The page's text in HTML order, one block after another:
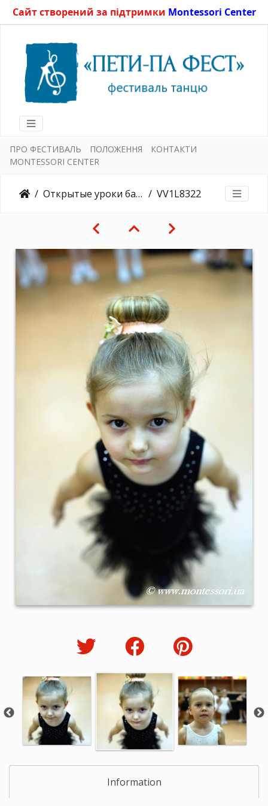
Сайт створений за підтримки Montessori Center
ПРО ФЕСТИВАЛЬ ПОЛОЖЕННЯ
КОНТАКТИ
MONTESSORI CENTER
Открытые уроки балета15.05.2015 VV1L8322
Information